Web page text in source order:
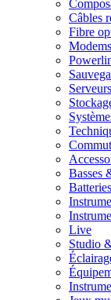
Câbles
Fibre
Serveurs
Basses
Live
Studio